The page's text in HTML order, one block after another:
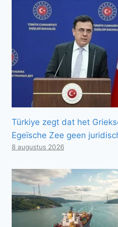
Türkiye zegt dat het
Egeïsche Zee geen
8 augustus 2026